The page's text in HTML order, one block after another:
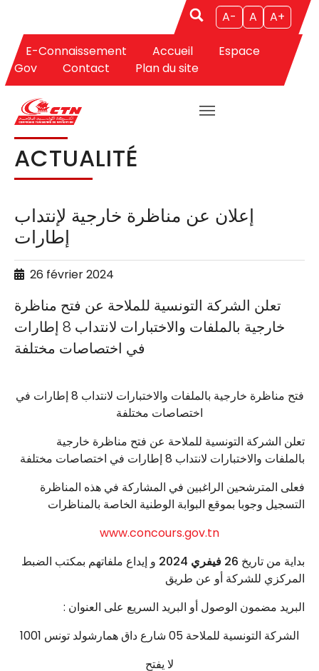
Aller au contenu principal
A- A A+
E-Connaissement Accueil
Espace
Gov
Contact Plan du site
Vous êtes ici:
CTN Actualités Actualité
ACTUALITÉ
إعلان عن مناظرة خارجية لإنتداب
إطارات
26 février 2024
تعلن الشركة التونسية للملاحة عن فتح مناظرة
خارجية بالملفات والاختبارات لانتداب 8 إطارات
في اختصاصات مختلفة
فتح مناظرة خارجية بالملفات والاختبارات لانتداب 8 إطارات في
اختصاصات مختلفة
تعلن الشركة التونسية للملاحة عن فتح مناظرة خارجية
بالملفات والاختبارات لانتداب 8 إطارات في اختصاصات مختلفة
فعلى المترشحين الراغبين في المشاركة في هذه المناظرة
التسجيل وجوبا بموقع البوابة الوطنية الخاصة بالمناظرات
www.concours.gov.tn
بداية من تاريخ 26 فيفري 2024
و إيداع ملفاتهم بمكتب الضبط
المركزي للشركة أو عن طريق
: البريد مضمون الوصول أو البريد السريع على العنوان
الشركة التونسية للملاحة 05 شارع داق همارشولد تونس 1001
لا يفتح